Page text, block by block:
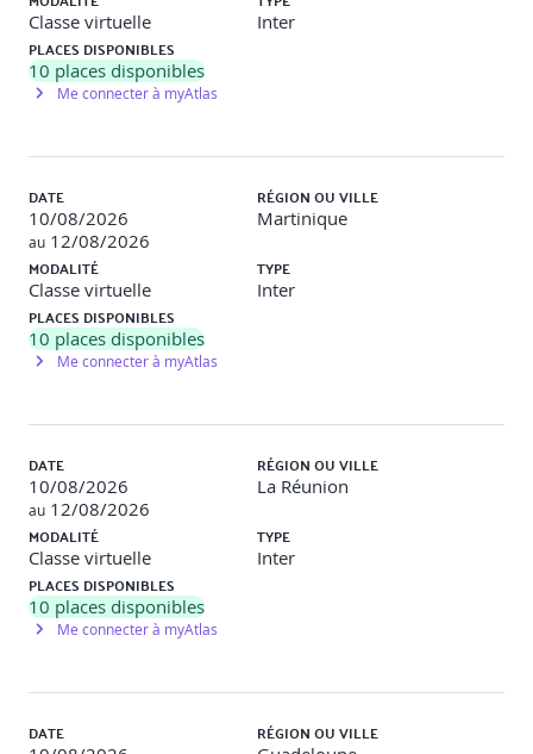
5. Navigation dans une application React
Mise en place du routing
Navigation entre pages et paramètres d’URL
Gestion des 404 et navigation conditionnelle
6. Gestion des données & API
Appels API avec fetch ou axios
Gestion du JSON et transformation des données
États liés aux requêtes : chargement, erreurs, succès
7. Stylisation de l’interface
CSS modules, styled-components, classes conditionnelles
Layouts responsives
Gestion de thèmes simples
Intégration d’icônes et assets
8. Projet fil rouge
Définition du besoin et maquettage
Classe virtuelle Inter
PLACES DISPONIBLES
10 places disponibles
Me connecter à myAtlas
DATE
10/08/2026
au 12/08/2026
RÉGION OU VILLE
Martinique
MODALITÉ
Classe virtuelle
TYPE
Inter
PLACES DISPONIBLES
10 places disponibles
Me connecter à myAtlas
DATE
10/08/2026
au 12/08/2026
RÉGION OU VILLE
La Réunion
MODALITÉ
Classe virtuelle
TYPE
Inter
PLACES DISPONIBLES
10 places disponibles
Me connecter à myAtlas
DATE RÉGION OU VILLE